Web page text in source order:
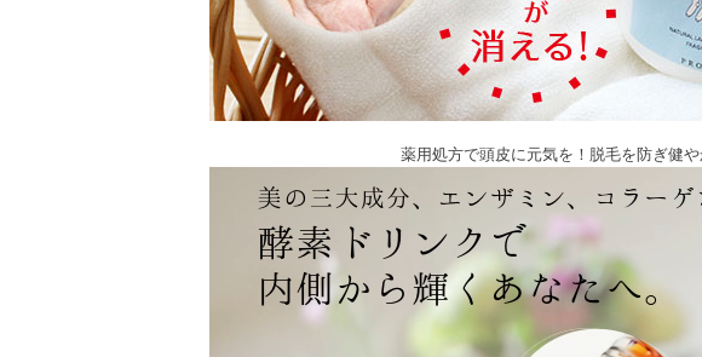
薬用処方で頭皮に元気を！脱毛を防ぎ健